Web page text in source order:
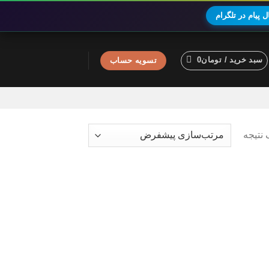
پیام در تلگرام
سبد خرید / تومان0 تسویه حساب